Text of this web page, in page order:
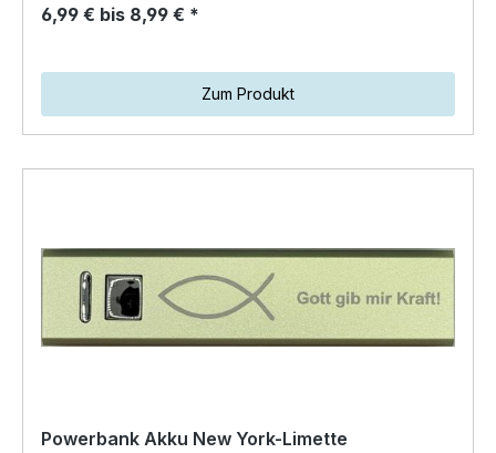
6,99 € bis 8,99 € *
Zum Produkt
Powerbank Akku New York-Limette